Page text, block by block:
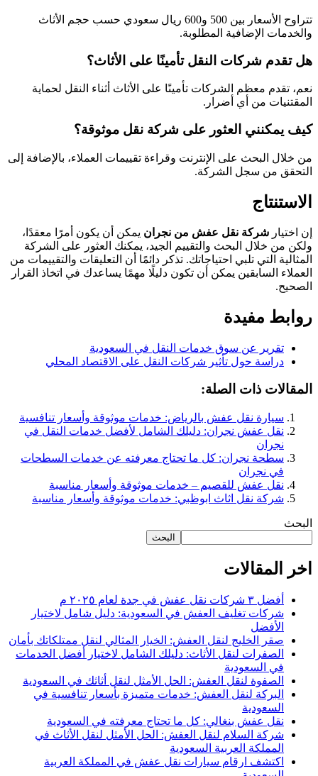
تتراوح الأسعار بين 500 و600 ريال سعودي حسب حجم الأثاث
والخدمات الإضافية المطلوبة.
هل تقدم شركات النقل تأمينًا على الأثاث؟
نعم، تقدم معظم الشركات تأمينًا على الأثاث أثناء النقل لحماية
المقتنيات من أي أضرار.
كيف يمكنني العثور على شركة نقل موثوقة؟
من خلال البحث على الإنترنت وقراءة تقييمات العملاء، بالإضافة إلى
التحقق من سجل الشركة.
الاستنتاج
إن اختيار شركة نقل عفش من نجران يمكن أن يكون أمرًا معقدًا،
ولكن من خلال البحث والتقييم الجيد، يمكنك العثور على الشركة
المثالية التي تلبي احتياجاتك. تذكر دائمًا أن التعليقات والتقييمات من
العملاء السابقين يمكن أن تكون دليلًا مهمًا يساعدك في اتخاذ القرار
الصحيح.
روابط مفيدة
تقرير عن سوق خدمات النقل في السعودية
دراسة حول تأثير شركات النقل على الاقتصاد المحلي
المقالات ذات الصلة:
سيارة نقل عفش بالرياض: خدمات موثوقة وأسعار تنافسية
نقل عفش نجران: دليلك الشامل لأفضل خدمات النقل في
نجران
سطحة نجران: كل ما تحتاج معرفته عن خدمات السطحات
في نجران
نقل عفش للقصيم – خدمات موثوقة وأسعار مناسبة
شركة نقل اثاث ابوظبي: خدمات موثوقة وأسعار مناسبة
البحث
البحث
اخر المقالات
أفضل ٣ شركات نقل عفش في جدة لعام ٢٠٢٥ م
شركات تغليف العفش في السعودية: دليل شامل لاختيار
الأفضل
صقر الخليج لنقل العفش: الخيار المثالي لنقل ممتلكاتك بأمان
الصفرات لنقل الأثاث: دليلك الشامل لاختيار أفضل الخدمات
في السعودية
الصفوة لنقل العفش: الحل الأمثل لنقل أثاثك في السعودية
البركة لنقل العفش: خدمات متميزة بأسعار تنافسية في
السعودية
نقل عفش بنغالي: كل ما تحتاج معرفته في السعودية
شركة السلام لنقل العفش: الحل الأمثل لنقل الأثاث في
المملكة العربية السعودية
اكتشف ارقام سيارات نقل عفش في المملكة العربية